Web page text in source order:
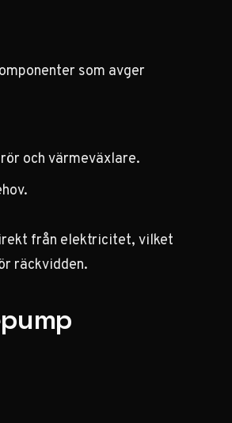
som avger
och värmeväxlare.
från elektricitet, vilket
räckvidden.